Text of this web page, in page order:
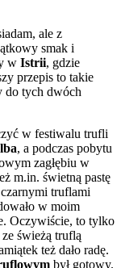
ale z
smak i
w Istrii, gdzie
przepis to takie
do tych dwóch
w festiwalu trufli
, a podczas pobytu
zagłębiu w
m.in. świetną pastę
truflami
w moim
Oczywiście, to tylko
świeżą truflą
też dało radę.
był gotowy.